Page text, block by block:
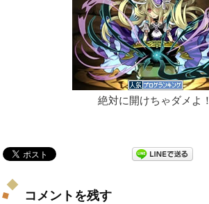
絶対に開けちゃダメよ！
コメントを残す